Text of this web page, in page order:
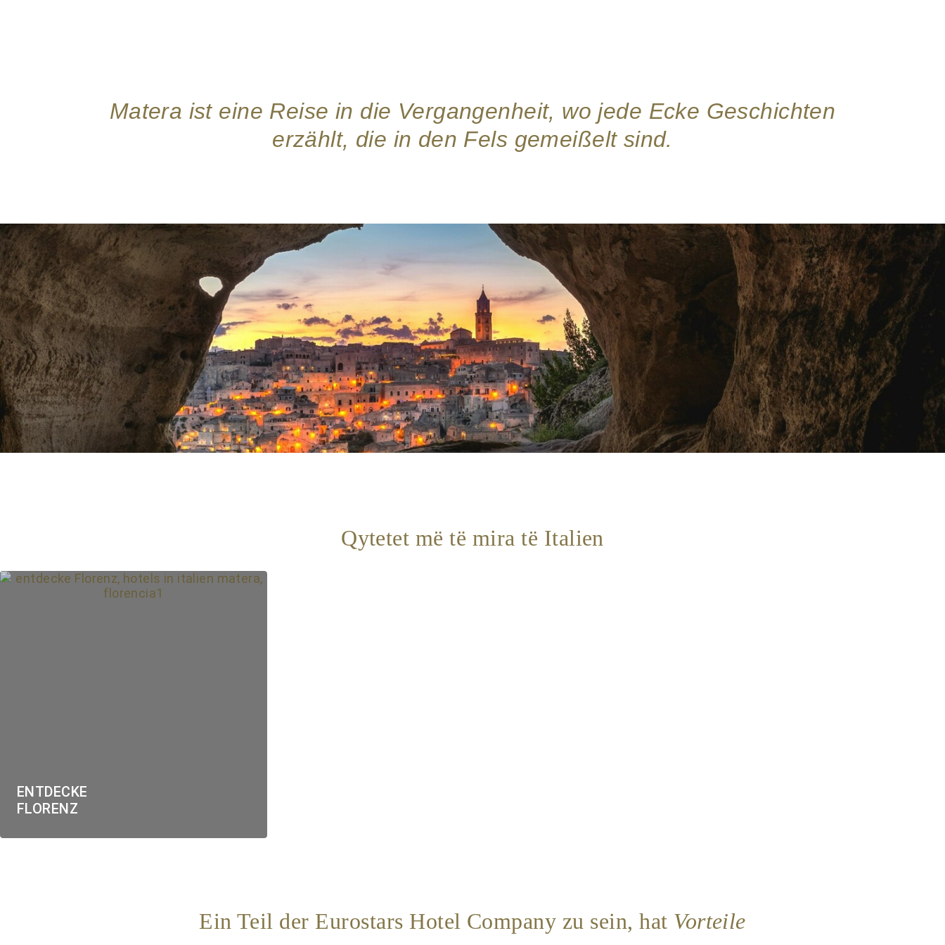
Matera ist eine Reise in die Vergangenheit, wo jede Ecke Geschichten
erzählt, die in den Fels gemeißelt sind.
Qytetet më të mira të Italien
ENTDECKE
FLORENZ
Ein Teil der Eurostars Hotel Company zu sein, hat Vorteile